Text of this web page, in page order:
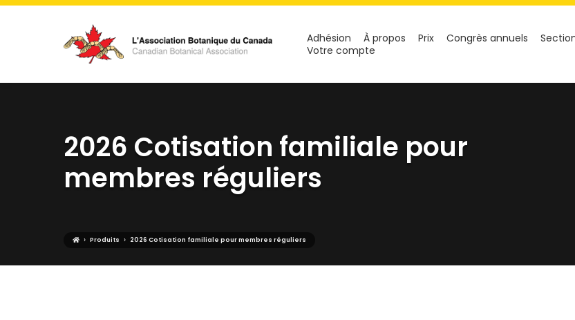
Adhésion À propos Prix Congrès annuels
Votre compte
2026 Cotisation familiale pour
membres réguliers
› Produits › 2026 Cotisation familiale pour membres réguliers